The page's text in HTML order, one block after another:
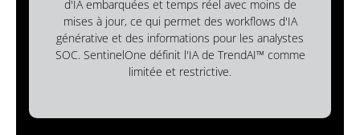
d'IA embarquées et temps réel avec moins de
mises à jour, ce qui permet des workflows d'IA
générative et des informations pour les analystes
SOC. SentinelOne définit l'IA de TrendAI™ comme
limitée et restrictive.